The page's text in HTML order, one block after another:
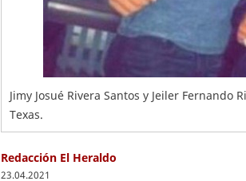
Jimy Josué Rivera Santos y Jeiler
Texas.
Redacción El Heraldo
23.04.2021